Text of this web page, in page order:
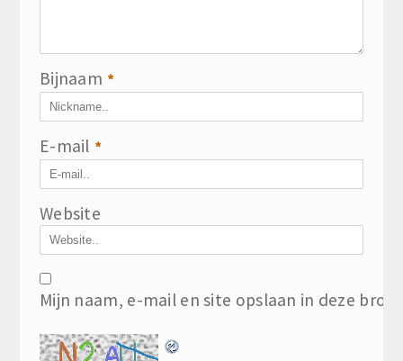
Bijnaam *
E-mail *
Website
Mijn naam, e-mail en site opslaan in deze